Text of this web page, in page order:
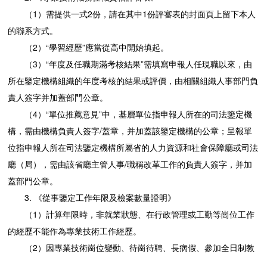
（1）需提供一式2份，請在其中1份評審表的封面頁上留下本人
的聯系方式。
（2）“學習經歷”應當從高中開始填起。
（3）“年度及任職期滿考核結果”需填寫申報人任現職以來，由
所在鑒定機構組織的年度考核的結果或評價，由相關組織人事部門負
責人簽字并加蓋部門公章。
（4）“單位推薦意見”中，基層單位指申報人所在的司法鑒定機
構，需由機構負責人簽字/蓋章，并加蓋該鑒定機構的公章；呈報單
位指申報人所在司法鑒定機構所屬省的人力資源和社會保障廳或司法
廳（局），需由該省廳主管人事/職稱改革工作的負責人簽字，并加
蓋部門公章。
3. 《從事鑒定工作年限及檢案數量證明》
（1）計算年限時，非就業狀態、在行政管理或工勤等崗位工作
的經歷不能作為專業技術工作經歷。
（2）因專業技術崗位變動、待崗待聘、長病假、參加全日制教